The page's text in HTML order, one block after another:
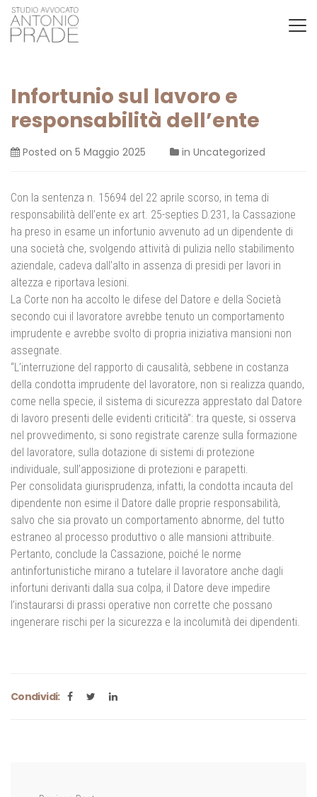
Infortunio sul lavoro e
responsabilità dell’ente
Posted on 5 Maggio 2025 in Uncategorized
Con la sentenza n. 15694 del 22 aprile scorso, in tema di
responsabilità dell’ente ex art. 25-septies D.231, la Cassazione
ha preso in esame un infortunio avvenuto ad un dipendente di
una società che, svolgendo attività di pulizia nello stabilimento
aziendale, cadeva dall’alto in assenza di presidi per lavori in
altezza e riportava lesioni.
La Corte non ha accolto le difese del Datore e della Società
secondo cui il lavoratore avrebbe tenuto un comportamento
imprudente e avrebbe svolto di propria iniziativa mansioni non
assegnate.
“L’interruzione del rapporto di causalità, sebbene in costanza
della condotta imprudente del lavoratore, non si realizza quando,
come nella specie, il sistema di sicurezza apprestato dal Datore
di lavoro presenti delle evidenti criticità”: tra queste, si osserva
nel provvedimento, si sono registrate carenze sulla formazione
del lavoratore, sulla dotazione di sistemi di protezione
individuale, sull’apposizione di protezioni e parapetti.
Per consolidata giurisprudenza, infatti, la condotta incauta del
dipendente non esime il Datore dalle proprie responsabilità,
salvo che sia provato un comportamento abnorme, del tutto
estraneo al processo produttivo o alle mansioni attribuite.
Pertanto, conclude la Cassazione, poiché le norme
antinfortunistiche mirano a tutelare il lavoratore anche dagli
infortuni derivanti dalla sua colpa, il Datore deve impedire
l’instaurarsi di prassi operative non corrette che possano
ingenerare rischi per la sicurezza e la incolumità dei dipendenti.
Condividi: